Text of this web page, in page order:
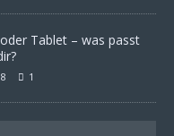
Tablet – was passt
1